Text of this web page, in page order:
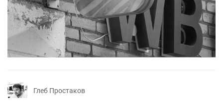
Глеб Простаков